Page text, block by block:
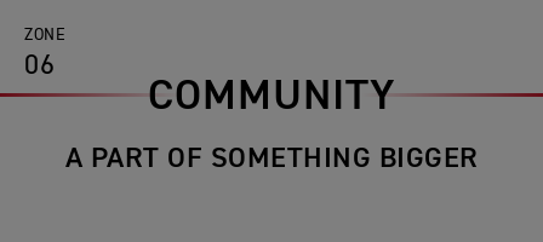
ZONE
06
COMMUNITY
A PART OF SOMETHING BIGGER